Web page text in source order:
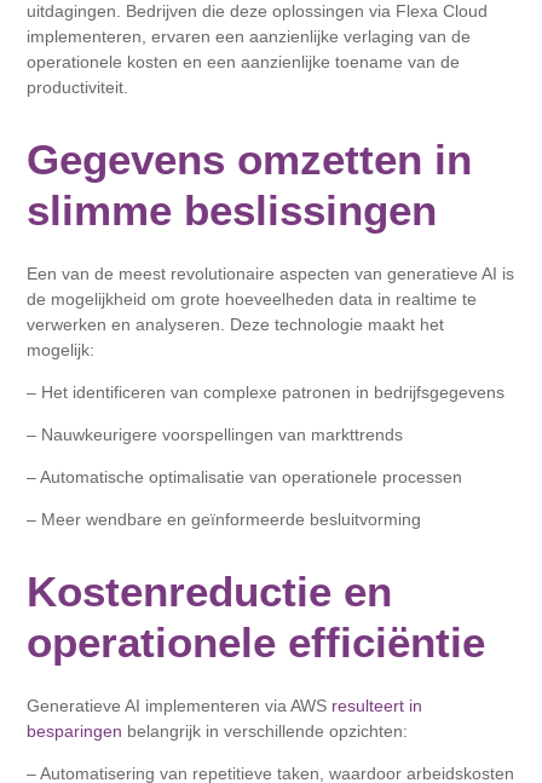
uitdagingen. Bedrijven die deze oplossingen via Flexa Cloud
implementeren, ervaren een aanzienlijke verlaging van de
operationele kosten en een aanzienlijke toename van de
productiviteit.
Gegevens omzetten in
slimme beslissingen
Een van de meest revolutionaire aspecten van generatieve AI is
de mogelijkheid om grote hoeveelheden data in realtime te
verwerken en analyseren. Deze technologie maakt het
mogelijk:
– Het identificeren van complexe patronen in bedrijfsgegevens
– Nauwkeurigere voorspellingen van markttrends
– Automatische optimalisatie van operationele processen
– Meer wendbare en geïnformeerde besluitvorming
Kostenreductie en
operationele efficiëntie
Generatieve AI implementeren via AWS resulteert in
besparingen belangrijk in verschillende opzichten:
– Automatisering van repetitieve taken, waardoor arbeidskosten